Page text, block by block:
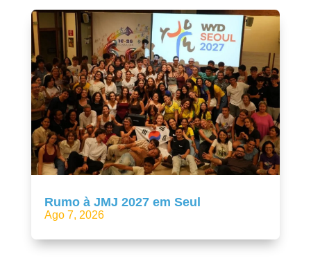
Rumo à JMJ 2027 em Seul
Ago 7, 2026